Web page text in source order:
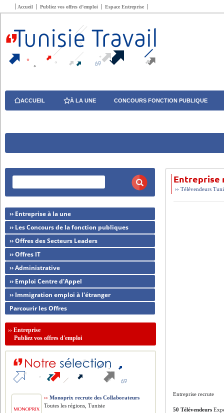
Accueil Publiez vos offres d’emploi Espace Entreprise
ACCUEIL À LA UNE CONCOURS FONCTION PUBLIQUE
Entreprise
››Télévendeurs
Entreprise recrute
50 Télévendeurs
›› Entreprise à la une
›› Les Concours de la fonction publiques
›› Offres des Secteurs Leaders
›› Offres IT
›› Administrative
›› Emploi Centre d'Appel
›› Immigration emploi à l'étranger
Parcourir les Offres
››Entreprise
Publiez vos offres d'emploi
›› Monoprix recrute des Collaborateurs
Toutes les régions, Tunisie